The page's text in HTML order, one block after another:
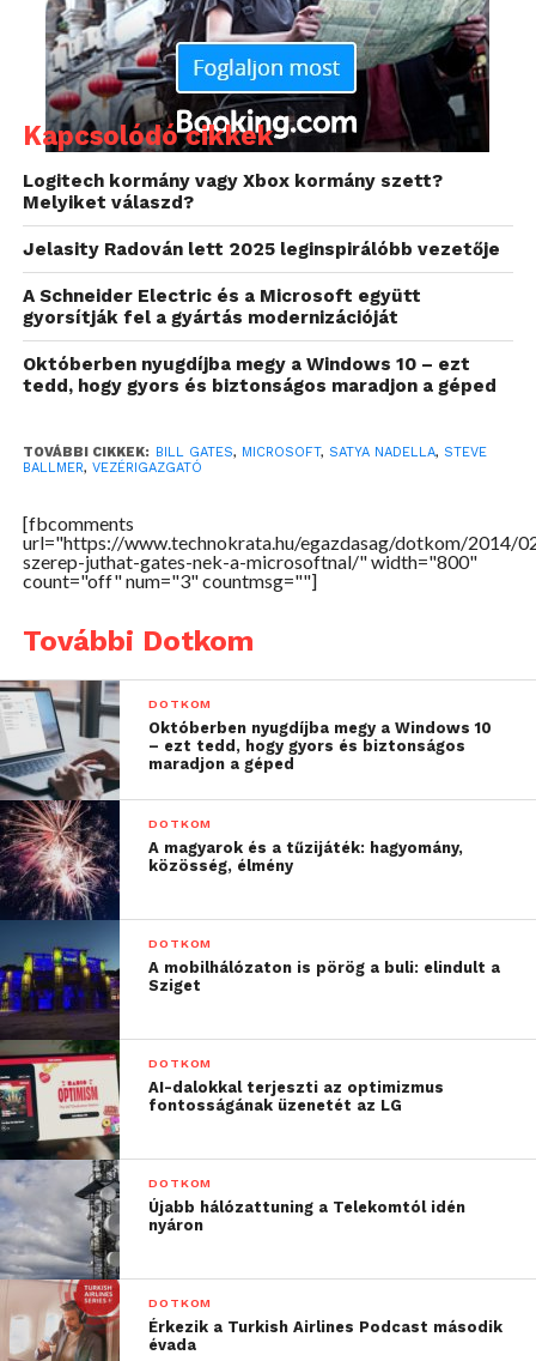
fejlesztésével kapcsolatos pozíció vehetné át.
Ballmer is átadhatja a helyét a cég vezetését irányító
menedzsmentben, így az utód gyakorlatilag szabad
kezet kapna.
A vezérigazgatói székre jelenleg Satya Nadella a
legesélyesebb, az úriember már 1992 óta dolgozik a
Microsoft kötelékében, jelenleg a nagyvállalatokért
és felhőért felelős igazgatóként tevékenykedik.
Kapcsolódó cikkek
Logitech kormány vagy Xbox kormány szett?
Melyiket válaszd?
Jelasity Radován lett 2025 leginspirálóbb vezetője
A Schneider Electric és a Microsoft együtt
gyorsítják fel a gyártás modernizációját
Októberben nyugdíjba megy a Windows 10 – ezt
tedd, hogy gyors és biztonságos maradjon a géped
TOVÁBBI CIKKEK: BILL GATES, MICROSOFT, SATYA NADELLA, STEVE
BALLMER, VEZÉRIGAZGATÓ
[fbcomments
url="https://www.technokrata.hu/egazdasag/dotkom/2014/
szerep-juthat-gates-nek-a-microsoftnal/" width="800"
count="off" num="3" countmsg=""]
További Dotkom
DOTKOM
Októberben nyugdíjba megy a Windows 10
– ezt tedd, hogy gyors és biztonságos
maradjon a géped
DOTKOM
A magyarok és a tűzijáték: hagyomány,
közösség, élmény
DOTKOM
A mobilhálózaton is pörög a buli: elindult a
Sziget
DOTKOM
AI-dalokkal terjeszti az optimizmus
fontosságának üzenetét az LG
DOTKOM
Újabb hálózattuning a Telekomtól idén
nyáron
DOTKOM
Érkezik a Turkish Airlines Podcast második
évada